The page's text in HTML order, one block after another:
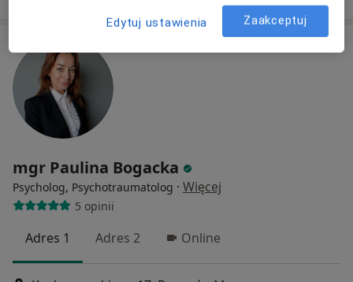
mgr Paulina Bogacka
Psycholog, Psychotraumatolog · Więcej
5 opinii
Adres 1 Adres 2 Online
Edytuj ustawienia Zaakceptuj